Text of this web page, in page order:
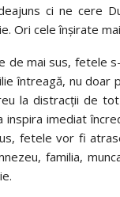
ci ne cere
Ori cele înșirate
de mai sus, fetele
întreagă, nu doar
la distracții de
inspira imediat
fetele vor fi
familia,